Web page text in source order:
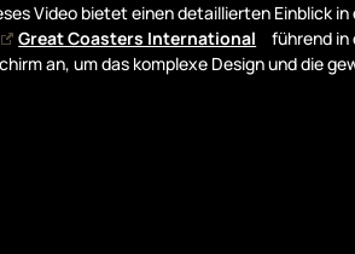
Video bietet einen detaillierten Einblick in
Great Coasters International
führend in
an, um das komplexe Design und die